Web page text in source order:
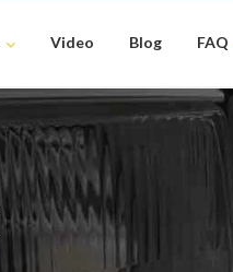
Video Blog FAQ